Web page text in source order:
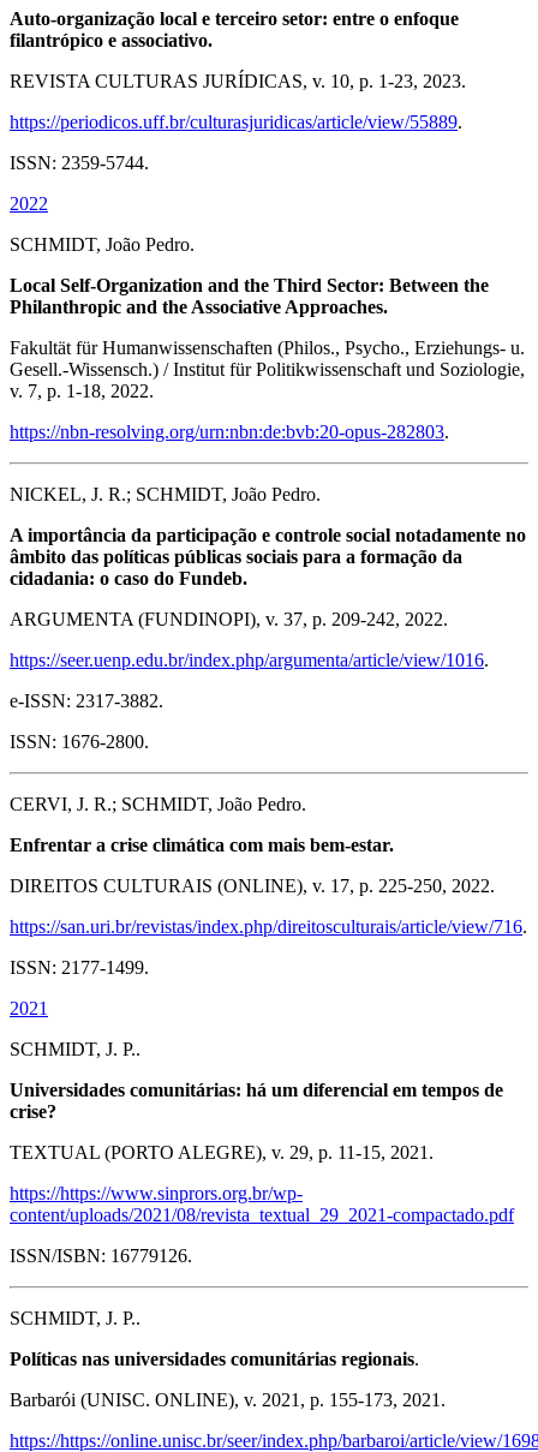
Auto-organização local e terceiro setor: entre o enfoque
filantrópico e associativo.
REVISTA CULTURAS JURÍDICAS, v. 10, p. 1-23, 2023.
https://periodicos.uff.br/culturasjuridicas/article/view/55889.
ISSN: 2359-5744.
2022
SCHMIDT, João Pedro.
Local Self-Organization and the Third Sector: Between the
Philanthropic and the Associative Approaches.
Fakultät für Humanwissenschaften (Philos., Psycho., Erziehungs- u.
Gesell.-Wissensch.) / Institut für Politikwissenschaft und Soziologie,
v. 7, p. 1-18, 2022.
https://nbn-resolving.org/urn:nbn:de:bvb:20-opus-282803.
NICKEL, J. R.; SCHMIDT, João Pedro.
A importância da participação e controle social notadamente no
âmbito das políticas públicas sociais para a formação da
cidadania: o caso do Fundeb.
ARGUMENTA (FUNDINOPI), v. 37, p. 209-242, 2022.
https://seer.uenp.edu.br/index.php/argumenta/article/view/1016.
e-ISSN: 2317-3882.
ISSN: 1676-2800.
CERVI, J. R.; SCHMIDT, João Pedro.
Enfrentar a crise climática com mais bem-estar.
DIREITOS CULTURAIS (ONLINE), v. 17, p. 225-250, 2022.
https://san.uri.br/revistas/index.php/direitosculturais/article/view/716.
ISSN: 2177-1499.
2021
SCHMIDT, J. P..
Universidades comunitárias: há um diferencial em tempos de
crise?
TEXTUAL (PORTO ALEGRE), v. 29, p. 11-15, 2021.
https://https://www.sinprors.org.br/wp-
content/uploads/2021/08/revista_textual_29_2021-compactado.pdf
ISSN/ISBN: 16779126.
SCHMIDT, J. P..
Políticas nas universidades comunitárias regionais.
Barbarói (UNISC. ONLINE), v. 2021, p. 155-173, 2021.
https://https://online.unisc.br/seer/index.php/barbaroi/article/view/